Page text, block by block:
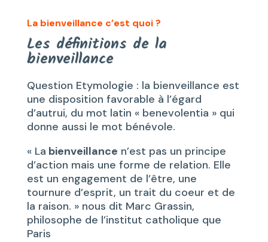
La bienveillance c’est quoi ?
Les définitions de la
bienveillance
Question Etymologie : la bienveillance est
une disposition favorable à l’égard
d’autrui, du mot latin « benevolentia » qui
donne aussi le mot bénévole.
« La bienveillance n’est pas un principe
d’action mais une forme de relation. Elle
est un engagement de l’être, une
tournure d’esprit, un trait du coeur et de
la raison. » nous dit Marc Grassin,
philosophe de l’institut catholique que
Paris